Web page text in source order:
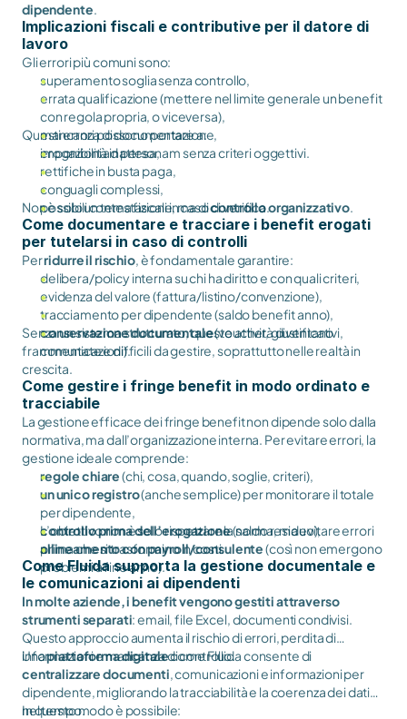
dipendente.
Implicazioni fiscali e contributive per il datore di
lavoro
Gli errori più comuni sono:
superamento soglia senza controllo,
errata qualificazione (mettere nel limite generale un benefit
con regola propria, o viceversa),
mancanza di documentazione,
erogazioni ad personam senza criteri oggettivi.
Questi errori possono portare a:
imponibilità inattesa,
rettifiche in busta paga,
conguagli complessi,
possibili contestazioni in caso di verifica.
Non è solo un tema fiscale, ma dicontrollo organizzativo.
Come documentare e tracciare i benefit erogati
per tutelarsi in caso di controlli
Perridurre il rischio, è fondamentale garantire:
delibera/policy interna su chi ha diritto e con quali criteri,
evidenza del valore (fattura/listino/convenzione),
tracciamento per dipendente (saldo benefit anno),
conservazione documentale(voucher, giustificativi,
comunicazioni).
Senza un sistema strutturato, queste attività diventano
frammentate e difficili da gestire, soprattutto nelle realtà in
crescita.
Come gestire i fringe benefit in modo ordinato e
tracciabile
La gestione efficace dei fringe benefit non dipende solo dalla
normativa, ma dall’organizzazione interna. Per evitare errori, la
gestione ideale comprende:
regole chiare(chi, cosa, quando, soglie, criteri),
un unico registro(anche semplice) per monitorare il totale
per dipendente,
controllo prima dell’erogazione(saldo residuo),
allineamento con payroll/consulente(così non emergono
problemi a fine anno).
L’obiettivo non è solo rispettare la norma, ma evitare errori
prima che si trasformino in costi.
Come Fluida supporta la gestione documentale e
le comunicazioni ai dipendenti
In molte aziende, i benefit vengono gestiti attraverso
strumenti separati: email, file Excel, documenti condivisi.
Questo approccio aumenta il rischio di errori, perdita di
informazioni e mancanza di controllo.
Unapiattaforma digitalecome Fluida consente di
centralizzare documenti, comunicazioni e informazioni per
dipendente, migliorando la tracciabilità e la coerenza dei dati
nel tempo.
In questo modo è possibile: